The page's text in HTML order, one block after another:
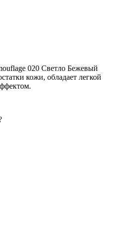
020 Светло Бежевый
кожи, обладает легкой